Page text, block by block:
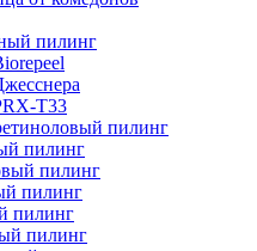
пилинг
T33
пилинг
пилинг
пилинг
пилинг
пилинг
пилинг